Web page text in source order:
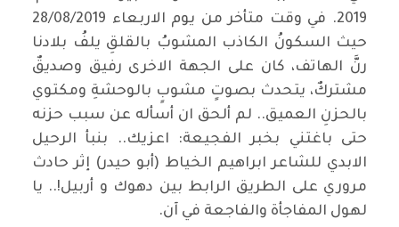
2019. في وقت متأخر من يوم الاربعاء 28/08/2019
حيث السكونُ الكاذب المشوبُ بالقلقِ يلفُ بلادنا
رنَّ الهاتف، كان على الجهة الاخرى رفيق وصديقٌ
مشتركٌ، يتحدث بصوتٍ مشوبٍ بالوحشةِ ومكتوي
بالحزنِ العميق.. لم ألحق ان أسأله عن سبب حزنه
حتى باغتني بخبر الفجيعة: اعزيك.. بنبأ الرحيل
الابدي للشاعر ابراهيم الخياط (أبو حيدر) إثر حادث
مروري على الطريق الرابط بين دهوك و أربيل!.. يا
لهول المفاجأة والفاجعة في آن.